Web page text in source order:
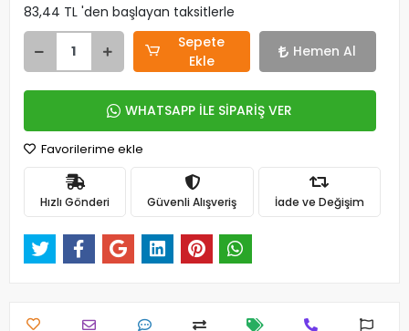
83,44 TL 'den başlayan taksitlerle
Sepete
Ekle
Hemen Al
WHATSAPP İLE SİPARİŞ VER
Favorilerime ekle
Hızlı Gönderi Güvenli Alışveriş İade ve Değişim